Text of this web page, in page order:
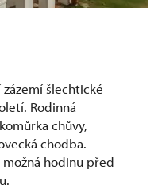
zázemí šlechtické
Rodinná
chůvy,
chodba.
hodinu před